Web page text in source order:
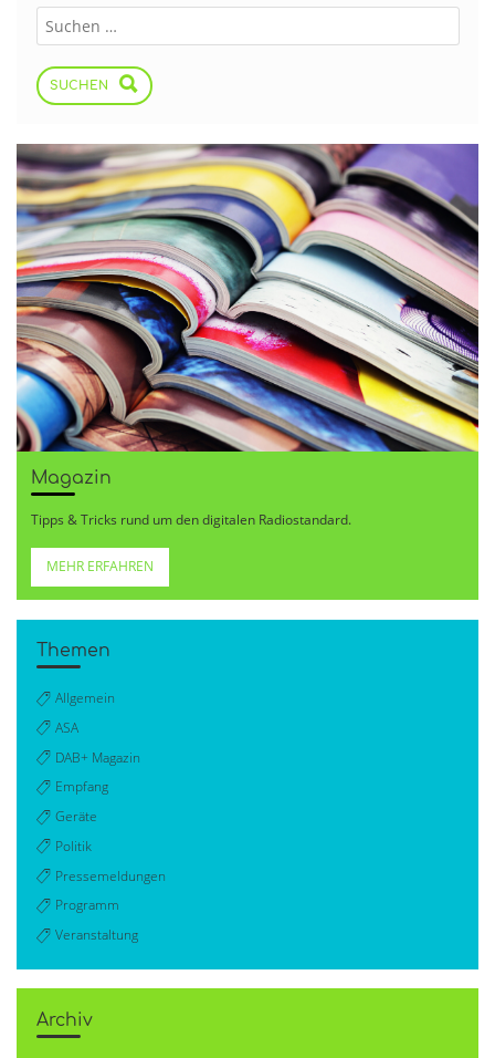
SUCHEN
Magazin
Tipps & Tricks rund um den digitalen Radiostandard.
MEHR ERFAHREN
Themen
Allgemein
ASA
DAB+ Magazin
Empfang
Geräte
Politik
Pressemeldungen
Programm
Veranstaltung
Archiv